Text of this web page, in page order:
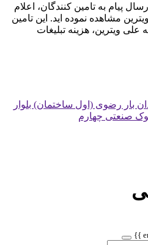
پیام به تامین کنندگان، اعلام
مشاهده نموده اید. این تامین
ویترین، هزینه تبلیغات
بار رضوی (اول ساختمان) بلوار